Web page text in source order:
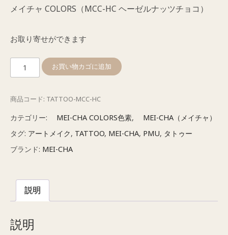
メイチャ COLORS（MCC-HC ヘーゼルナッツチョコ）
お取り寄せができます
イ
ャ
COLORS（MCC-
ヘ
ー
ル
ッ
ツ
チ
お買い物カゴに追加
商品コード: TATTOO-MCC-HC
カテゴリー: MEI-CHA COLORS色素,
MEI-CHA（メイチャ）
タグ: アートメイク, TATTOO, MEI-CHA, PMU, タトゥー
ブランド: MEI-CHA
説明
説明